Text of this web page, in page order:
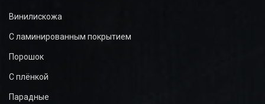
Винилискожа
С ламинированным покрытием
Порошок
С плёнкой
Парадные